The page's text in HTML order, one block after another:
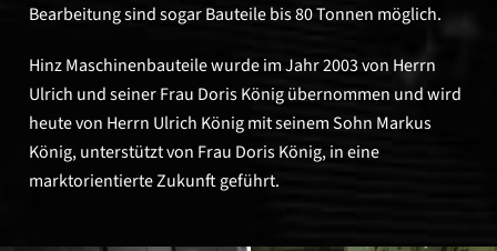
Bearbeitung sind sogar Bauteile bis 80 Tonnen möglich.
Hinz Maschinenbauteile wurde im Jahr 2003 von Herrn
Ulrich und seiner Frau Doris König übernommen und wird
heute von Herrn Ulrich König mit seinem Sohn Markus
König, unterstützt von Frau Doris König, in eine
marktorientierte Zukunft geführt.